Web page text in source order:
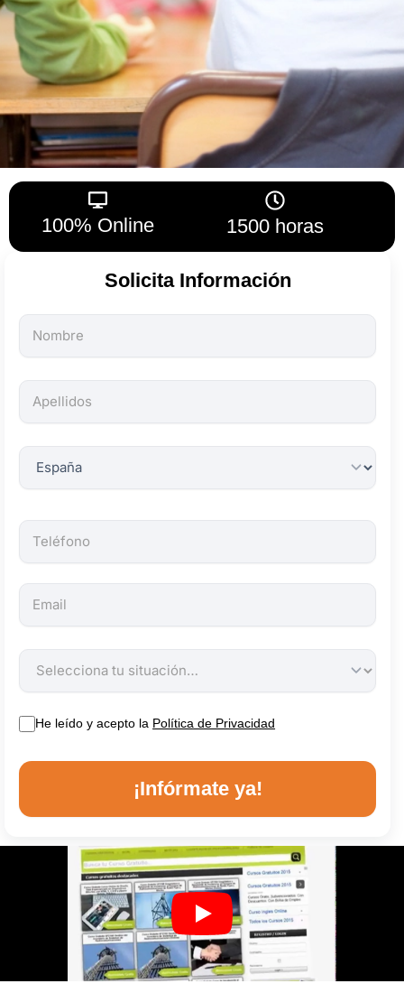
100% Online 1500 horas
Solicita Información
Todos
los
son
obligatorios.
He leído y acepto la Política de Privacidad
¡Infórmate ya!